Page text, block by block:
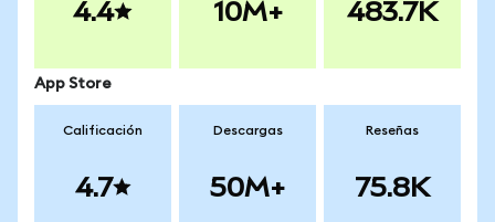
4.4 10M+ 483.7K
App Store
Calificación
4.7
Descargas
50M+
Reseñas
75.8K